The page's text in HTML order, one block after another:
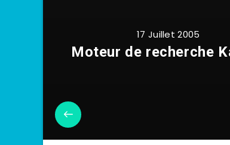
17 Juillet 2005
Moteur de recherche